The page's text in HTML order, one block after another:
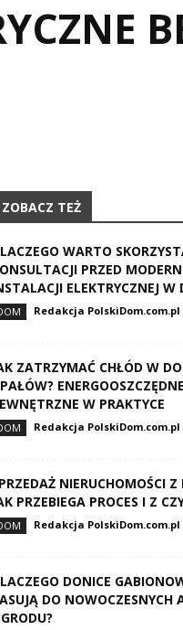
ZOBACZ TEŻ
WARTO
PRZED
ELEKTRYCZNEJ W
Redakcja PolskiDom.com.pl
ZATRZYMAĆ CHŁÓD W
W PRAKTYCE
Redakcja PolskiDom.com.pl
NIERUCHOMOŚCI
PRZEBIEGA PROCES I Z
Redakcja PolskiDom.com.pl
DONICE
DO NOWOCZESNYCH